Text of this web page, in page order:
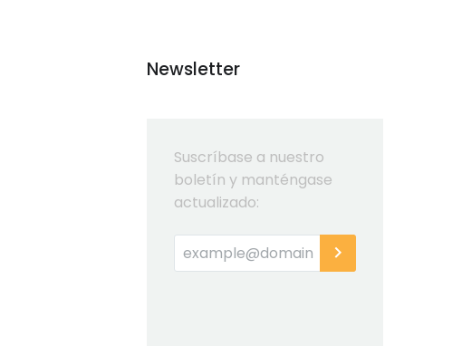
Newsletter
Suscríbase a nuestro
boletín y manténgase
actualizado: